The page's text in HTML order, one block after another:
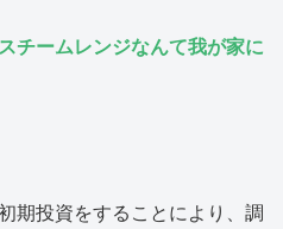
スチームレンジなんて我が家に
期投資をすることにより、調